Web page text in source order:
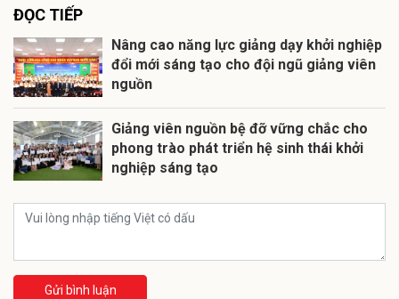
ĐỌC TIẾP
Nâng cao năng lực giảng dạy khởi nghiệp
đổi mới sáng tạo cho đội ngũ giảng viên
nguồn
Giảng viên nguồn bệ đỡ vững chắc cho
phong trào phát triển hệ sinh thái khởi
nghiệp sáng tạo
Gửi bình luận